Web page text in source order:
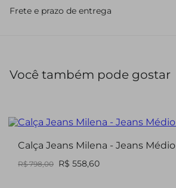
Fechamento por botão e zíper de metal.
Frete e prazo de entrega
Você também pode gostar
Calça Jeans Milena - Jeans
R$ 798,00 R$ 558,60